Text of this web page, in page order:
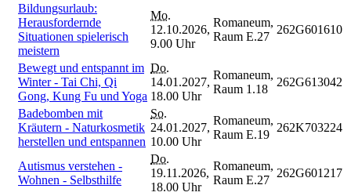
Bildungsurlaub:
Herausfordernde
Situationen spielerisch
meistern
Mo.
12.10.2026,
9.00 Uhr
Romaneum,
Raum E.27
262G601610
Bewegt und entspannt im
Winter - Tai Chi, Qi
Gong, Kung Fu und Yoga
Do.
14.01.2027,
18.00 Uhr
Romaneum,
Raum 1.18
262G613042
Badebomben mit
Kräutern - Naturkosmetik
herstellen und entspannen
So.
24.01.2027,
10.00 Uhr
Romaneum,
Raum E.19
262K703224
Autismus verstehen -
Wohnen - Selbsthilfe
Do.
19.11.2026,
18.00 Uhr
Romaneum,
Raum E.27
262G601217